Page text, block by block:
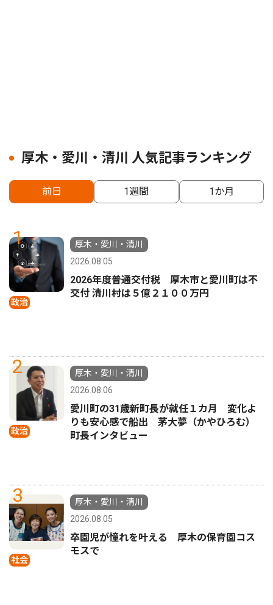
厚木・愛川・清川 人気記事ランキング
前日 1週間 1か月
1
政治
厚木・愛川・清川
2026.08.05
2026年度普通交付税 厚木市と愛川町は不
交付 清川村は５億２１００万円
2
政治
厚木・愛川・清川
2026.08.06
愛川町の31歳新町長が就任１カ月 変化よ
りも安心感で船出 茅大夢（かやひろむ）
町長インタビュー
3
社会
厚木・愛川・清川
2026.08.05
卒園児が憧れを叶える 厚木の保育園コス
モスで